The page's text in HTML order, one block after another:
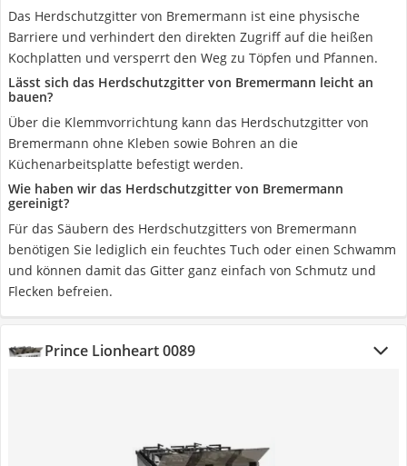
Das Herdschutzgitter von Bremermann ist eine physische
Barriere und verhindert den direkten Zugriff auf die heißen
Kochplatten und versperrt den Weg zu Töpfen und Pfannen.
Lässt sich das Herdschutzgitter von Bremermann leicht an
bauen?
Über die Klemmvorrichtung kann das Herdschutzgitter von
Bremermann ohne Kleben sowie Bohren an die
Küchenarbeitsplatte befestigt werden.
Wie haben wir das Herdschutzgitter von Bremermann
gereinigt?
Für das Säubern des Herdschutzgitters von Bremermann
benötigen Sie lediglich ein feuchtes Tuch oder einen Schwamm
und können damit das Gitter ganz einfach von Schmutz und
Flecken befreien.
Prince Lionheart 0089